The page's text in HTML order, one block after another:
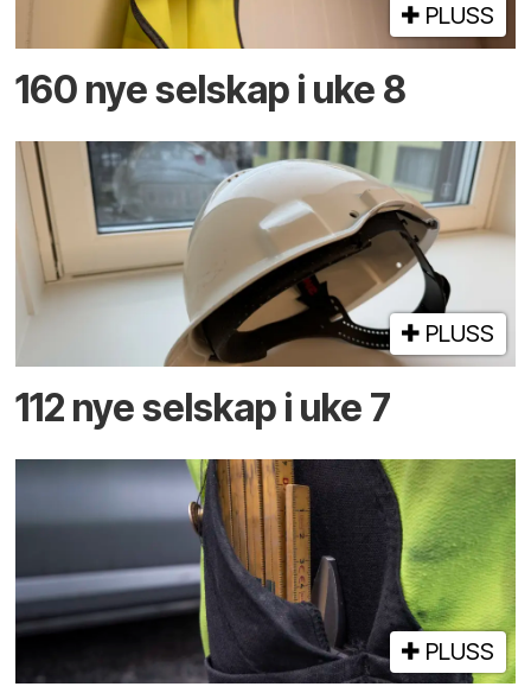
PLUSS
160 nye selskap i uke 8
PLUSS
112 nye selskap i uke 7
PLUSS